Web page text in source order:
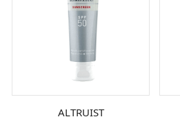
ALTRUIST